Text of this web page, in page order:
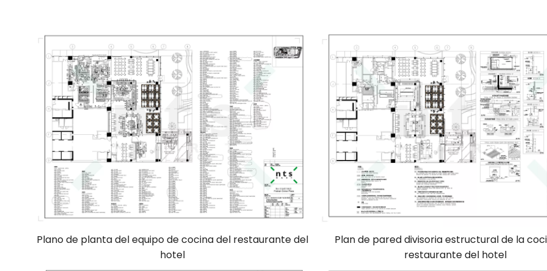
Plano de planta del equipo de cocina del restaurante del
hotel
Plan de pared divisoria estructural de la
restaurante del hotel